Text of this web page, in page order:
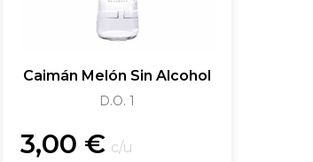
Caimán Melón Sin Alcohol
D.O. 1
3,00 € c/u